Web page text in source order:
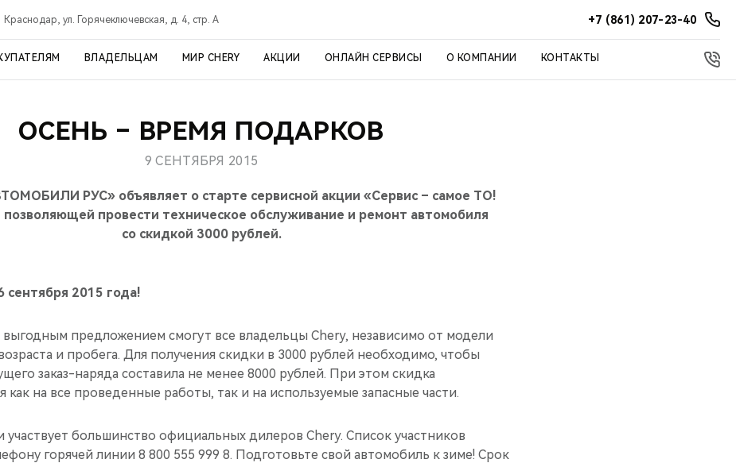
Краснодар, ул. Горячеключевская, д. 4, стр. А +7 (861) 207-23-40
ВЛАДЕЛЬЦАМ МИР CHERY АКЦИИ ОНЛАЙН СЕРВИСЫ О КОМПАНИИ КОНТАКТЫ
ОСЕНЬ – ВРЕМЯ ПОДАРКОВ
9 СЕНТЯБРЯ 2015
РУС» объявляет о старте сервисной акции «Сервис – самое ТО!
позволяющей провести техническое обслуживание и ремонт автомобиля
со скидкой 3000 рублей.
сентября 2015 года!
выгодным предложением смогут все владельцы Chery, независимо от модели
и пробега. Для получения скидки в 3000 рублей необходимо, чтобы
заказ-наряда составила не менее 8000 рублей. При этом скидка
как на все проведенные работы, так и на используемые запасные части.
участвует большинство официальных дилеров Chery. Список участников
горячей линии 8 800 555 999 8. Подготовьте свой автомобиль к зиме! Срок